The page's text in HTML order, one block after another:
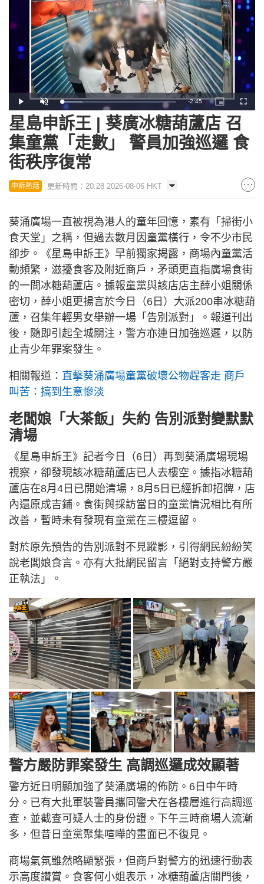
Play Unmute Loaded:
18.22%
Remaining
Time
-2:45
Picture-
in-
Picture
星島申訴王 | 葵廣冰糖葫蘆店 召
集童黨「走數」 警員加強巡邏 食
街秩序復常
申訴熱話 更新時間：20:28 2026-08-06 HKT
葵涌廣場一直被視為港人的童年回憶，素有「掃街小
食天堂」之稱，但過去數月因童黨橫行，令不少市民
卻步。《星島申訴王》早前獨家揭露，商場內童黨活
動頻繁，滋擾食客及附近商戶，矛頭更直指廣場食街
的一間冰糖葫蘆店。據報童黨與該店店主薛小姐關係
密切，薛小姐更揚言於今日（6日）大派200串冰糖葫
蘆，召集年輕男女舉辦一場「告別派對」。報道刊出
後，隨即引起全城關注，警方亦連日加強巡邏，以防
止青少年罪案發生。
相關報道： 直擊葵涌廣場童黨破壞公物趕客走 商戶
叫苦：搞到生意慘淡
老闆娘「大茶飯」失約 告別派對變默默
清場
《星島申訴王》記者今日（6日）再到葵涌廣場現場
視察，卻發現該冰糖葫蘆店已人去樓空。據指冰糖葫
蘆店在8月4日已開始清場，8月5日已經拆卸招牌，店
內還原成吉鋪。食街與採訪當日的童黨情況相比有所
改善，暫時未有發現有童黨在三樓逗留。
對於原先預告的告別派對不見蹤影，引得網民紛紛笑
說老闆娘食言。亦有大批網民留言「絕對支持警方嚴
正執法」。
警方嚴防罪案發生 高調巡邏成效顯著
警方近日明顯加強了葵涌廣場的佈防。6日中午時
分。已有大批軍裝警員攜同警犬在各樓層進行高調巡
查，並截查可疑人士的身份證。下午三時商場人流漸
多，但昔日童黨聚集喧嘩的畫面已不復見。
商場氣氛雖然略顯緊張，但商戶對警方的迅速行動表
示高度讚賞。食客何小姐表示，冰糖葫蘆店關門後，